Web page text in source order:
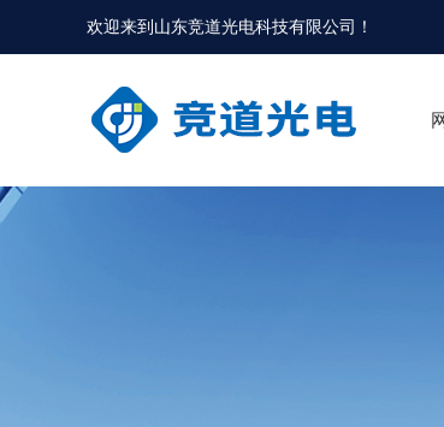
欢迎来到 山东竞道光电科技有限公司 ！